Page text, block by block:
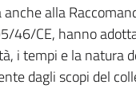
anche alla
46/CE, hanno
i tempi e la natura
dagli scopi del